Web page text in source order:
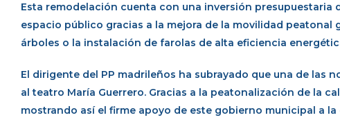
Esta remodelación cuenta con una inversión
espacio público gracias a la mejora de la movilidad peatonal
árboles o la instalación de farolas de alta eficiencia
El dirigente del PP madrileños ha subrayado que una de las
al teatro María Guerrero. Gracias a la peatonalización de la
mostrando así el firme apoyo de este gobierno municipal a la